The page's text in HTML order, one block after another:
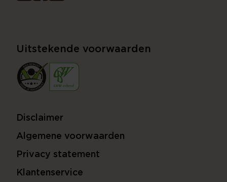
Uitstekende voorwaarden
Disclaimer
Algemene voorwaarden
Privacy statement
Klantenservice